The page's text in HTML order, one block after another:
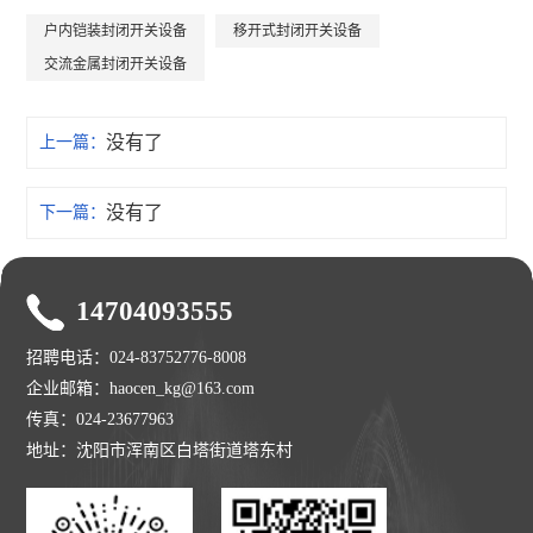
户内铠装封闭开关设备
移开式封闭开关设备
交流金属封闭开关设备
上一篇：没有了
下一篇：没有了
14704093555
招聘电话：024-83752776-8008
企业邮箱：haocen_kg@163.com
传真：024-23677963
地址：沈阳市浑南区白塔街道塔东村